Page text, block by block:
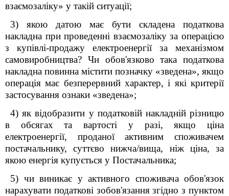
взаємозаліку» у такій ситуації;
3) якою датою має бути складена податкова
накладна при проведенні взаємозаліку за операцією
з купівлі-продажу електроенергії за механізмом
самовиробництва? Чи обов'язково така податкова
накладна повинна містити позначку «зведена», якщо
операція має безперервний характер, і які критерії
застосування ознаки «зведена»;
4) як відобразити у податковій накладній різницю
в обсягах та вартості у разі, якщо ціна
електроенергії, проданої активним споживачем
постачальнику, суттєво нижча/вища, ніж ціна, за
якою енергія купується у Постачальника;
5) чи виникає у активного споживача обов'язок
нарахувати податкові зобов'язання згідно з пунктом